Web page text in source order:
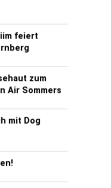
feiert
zum
Air Sommers
mit Dog